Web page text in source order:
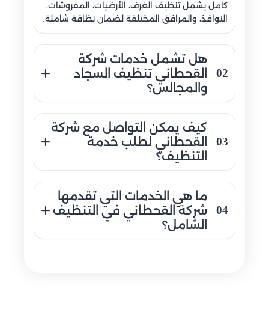
كامل يشمل تنظيف الغرف، الأرضيات، المفروشات،
النوافذ، والمرافق المختلفة لضمان نظافة شاملة.
02
هل تشمل خدمات شركة
القحطاني تنظيف السجاد
والمجالس؟
تشمل خدمات التنظيف الشامل لدى شركة
القحطاني تنظيف السجاد والمجالس والكنب مع
إزالة الأتربة والبقع التي تتجمع داخل الأقمشة.
03
كيف يمكن التواصل مع شركة
القحطاني لطلب خدمة
التنظيف؟
يمكن التواصل مع شركة القحطاني لطلب تنظيف
شامل في السعودية عبر الاتصال المباشر
0548145142 أو حجز الخدمة للحصول على موعد
مناسب للتنظيف.
04
ما هي الخدمات التي تقدمها
شركة القحطاني في التنظيف
الشامل؟